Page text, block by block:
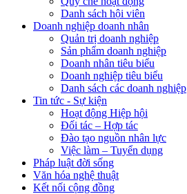
Danh sách hội viên
Doanh nghiệp doanh nhân
Quản trị doanh nghiệp
Sản phẩm doanh nghiệp
Doanh nhân tiêu biểu
Doanh nghiệp tiêu biểu
Danh sách các doanh nghiệp
Tin tức - Sự kiện
Hoạt động Hiệp hội
Đối tác – Hợp tác
Đào tạo nguồn nhân lực
Việc làm – Tuyển dụng
Pháp luật đời sống
Văn hóa nghệ thuật
Kết nối cộng đồng